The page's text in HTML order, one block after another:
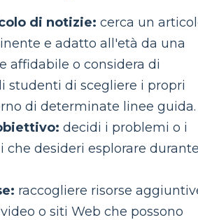
di notizie: cerca un
e adatto all'età da una
affidabile o considera di
studenti di scegliere i propri
di determinate linee guida.
decidi i problemi o i
desideri esplorare
raccogliere risorse
o siti Web che possono